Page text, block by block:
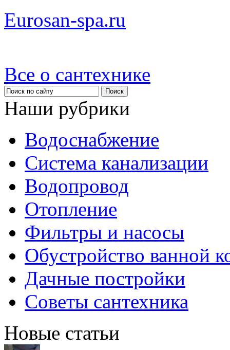
Eurosan-spa.ru
Все о сантехнике
Наши рубрики
Водоснабжение
Система канализации
Водопровод
Отопление
Фильтры и насосы
Обустройство ванной
Дачные постройки
Советы сантехника
Новые статьи